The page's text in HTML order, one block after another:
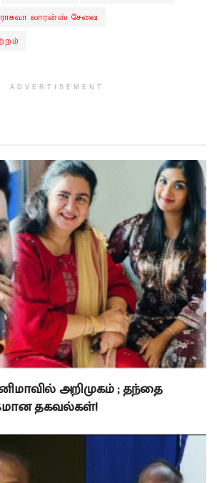
ராகவா லாரன்ஸ் சேவை
ADVERTISEMENT
அறிமுகம் ; தந்தை
தகவல்கள்!